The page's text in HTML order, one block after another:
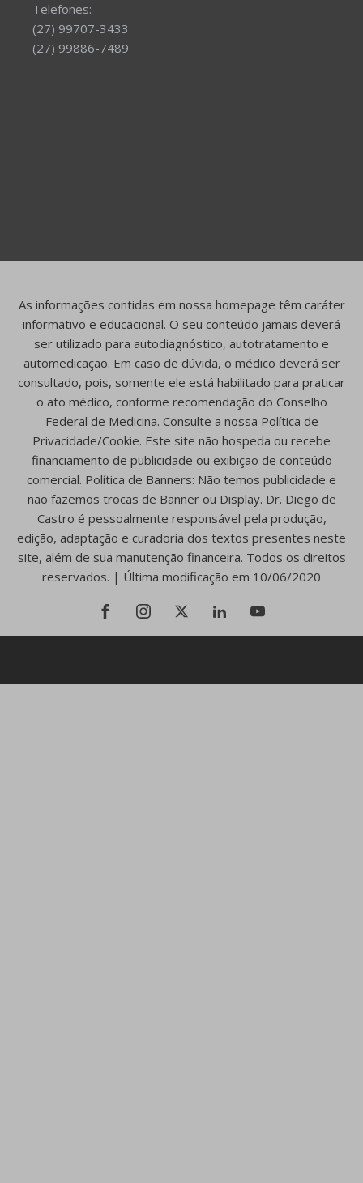
Telefones:
(27) 99707-3433
(27) 99886-7489
As informações contidas em nossa homepage têm caráter
informativo e educacional. O seu conteúdo jamais deverá
ser utilizado para autodiagnóstico, autotratamento e
automedicação. Em caso de dúvida, o médico deverá ser
consultado, pois, somente ele está habilitado para praticar
o ato médico, conforme recomendação do Conselho
Federal de Medicina. Consulte a nossa Política de
Privacidade/Cookie. Este site não hospeda ou recebe
financiamento de publicidade ou exibição de conteúdo
comercial. Política de Banners: Não temos publicidade e
não fazemos trocas de Banner ou Display. Dr. Diego de
Castro é pessoalmente responsável pela produção,
edição, adaptação e curadoria dos textos presentes neste
site, além de sua manutenção financeira. Todos os direitos
reservados. | Última modificação em 10/06/2020